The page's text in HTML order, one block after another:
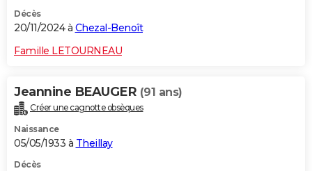
Décès
20/11/2024 à Chezal-Benoît
Famille LETOURNEAU
Jeannine BEAUGER (91 ans)
Créer une cagnotte obsèques
Naissance
05/05/1933 à Theillay
Décès